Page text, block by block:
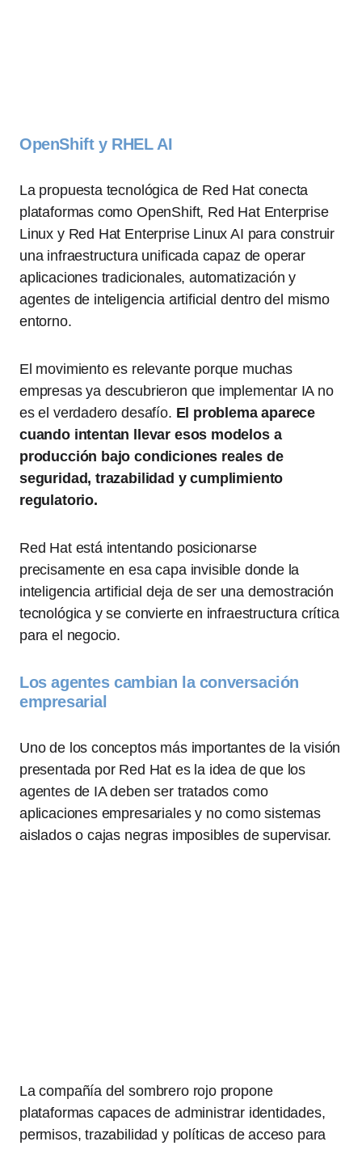
OpenShift y RHEL AI
La propuesta tecnológica de Red Hat conecta
plataformas como OpenShift, Red Hat Enterprise
Linux y Red Hat Enterprise Linux AI para construir
una infraestructura unificada capaz de operar
aplicaciones tradicionales, automatización y
agentes de inteligencia artificial dentro del mismo
entorno.
El movimiento es relevante porque muchas
empresas ya descubrieron que implementar IA no
es el verdadero desafío. El problema aparece
cuando intentan llevar esos modelos a
producción bajo condiciones reales de
seguridad, trazabilidad y cumplimiento
regulatorio.
Red Hat está intentando posicionarse
precisamente en esa capa invisible donde la
inteligencia artificial deja de ser una demostración
tecnológica y se convierte en infraestructura crítica
para el negocio.
Los agentes cambian la conversación
empresarial
Uno de los conceptos más importantes de la visión
presentada por Red Hat es la idea de que los
agentes de IA deben ser tratados como
aplicaciones empresariales y no como sistemas
aislados o cajas negras imposibles de supervisar.
La compañía del sombrero rojo propone
plataformas capaces de administrar identidades,
permisos, trazabilidad y políticas de acceso para